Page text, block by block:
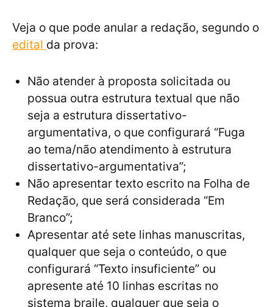
Veja o que pode anular a redação, segundo o
edital da prova:
Não atender à proposta solicitada ou
possua outra estrutura textual que não
seja a estrutura dissertativo-
argumentativa, o que configurará “Fuga
ao tema/não atendimento à estrutura
dissertativo-argumentativa”;
Não apresentar texto escrito na Folha de
Redação, que será considerada “Em
Branco”;
Apresentar até sete linhas manuscritas,
qualquer que seja o conteúdo, o que
configurará “Texto insuficiente” ou
apresente até 10 linhas escritas no
sistema braile, qualquer que seja o